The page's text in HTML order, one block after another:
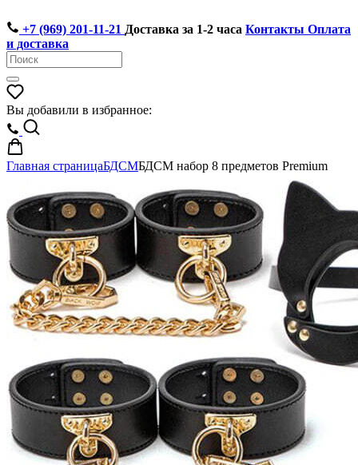
+7 (969) 201-11-21 Доставка за 1-2 часа Контакты Оплата
и доставка
Вы добавили в избранное:
Главная страницаБДСМБДСМ набор 8 предметов Premium